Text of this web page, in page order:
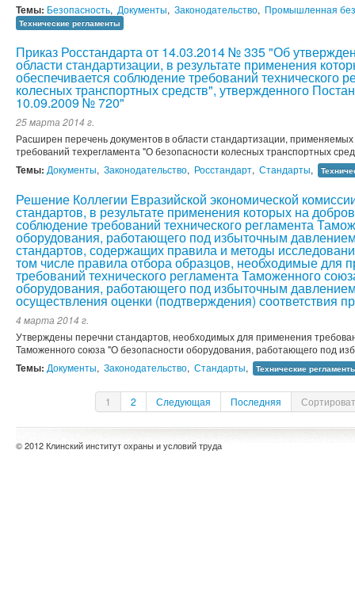
Темы: Безопасность, Документы, Законодательство, Промышленная
Технические регламенты
Приказ Росстандарта от 14.03.2014 № 335 "Об
области стандартизации, в результате применения
обеспечивается соблюдение требований технического
колесных транспортных средств", утвержденного
10.09.2009 № 720"
25 марта 2014 г.
Расширен перечень документов в области стандартизации,
требований техрегламента "О безопасности колесных транспортных
Темы: Документы, Законодательство, Росстандарт, Стандарты,
Решение Коллегии Евразийской экономической
стандартов, в результате применения которых на
соблюдение требований технического регламента
оборудования, работающего под избыточным
стандартов, содержащих правила и методы
том числе правила отбора образцов, необходимые для
требований технического регламента Таможенного
оборудования, работающего под избыточным
осуществления оценки (подтверждения) соответствия
4 марта 2014 г.
Утверждены перечни стандартов, необходимых для применения
Таможенного союза "О безопасности оборудования, работающего под
Темы: Документы, Законодательство, Стандарты, Технические
1 2 Следующая Последняя
© 2012 Клинский институт охраны и условий труда